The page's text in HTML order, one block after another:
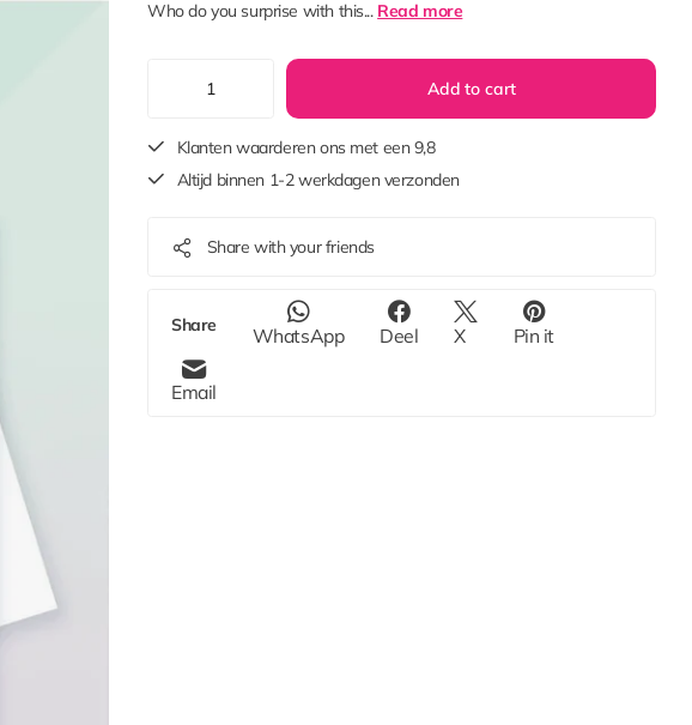
Who do you surprise with this... Read more
Add to cart
Klanten waarderen ons met een 9,8
Altijd binnen 1-2 werkdagen verzonden
Share with your friends
Share WhatsApp Deel X Pin it
Email